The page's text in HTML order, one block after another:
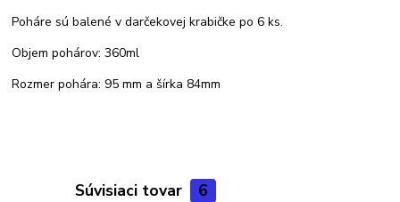
Poháre sú balené v darčekovej krabičke po 6 ks.
Objem pohárov: 360ml
Rozmer pohára: 95 mm a šírka 84mm
Súvisiaci tovar 6